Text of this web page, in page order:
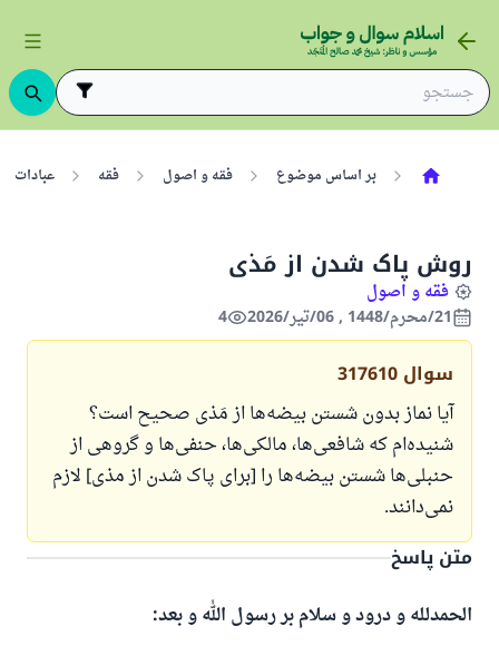
بر اساس موضوع فقه و اصول فقه عبادات
روش پاک شدن از مَذی
فقه و اصول
21/محرم/1448 , 06/تیر/2026
4
سوال 317610
آیا نماز بدون شستن بیضه‌ها از مَذی صحیح است؟
شنیده‌ام که شافعی‌ها، مالکی‌ها، حنفی‌ها و گروهی از
حنبلی‌ها شستن بیضه‌ها را [برای پاک شدن از مذی] لازم
نمی‌دانند.
متن پاسخ
الحمدلله و درود و سلام بر رسول الله و بعد: